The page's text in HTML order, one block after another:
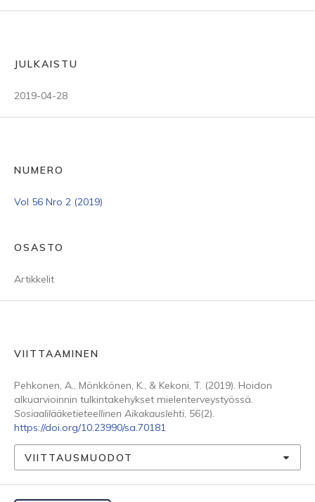
JULKAISTU
2019-04-28
NUMERO
Vol 56 Nro 2 (2019)
OSASTO
Artikkelit
VIITTAAMINEN
Pehkonen, A., Mönkkönen, K., & Kekoni, T. (2019). Hoidon
alkuarvioinnin tulkintakehykset mielenterveystyössä.
Sosiaalilääketieteellinen Aikakauslehti, 56(2).
https://doi.org/10.23990/sa.70181
VIITTAUSMUODOT